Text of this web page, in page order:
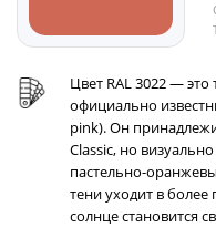
Цвет RAL 3022 —
официально
pink). Он
Classic, но
пастельно-
тени уходит в
солнце становится